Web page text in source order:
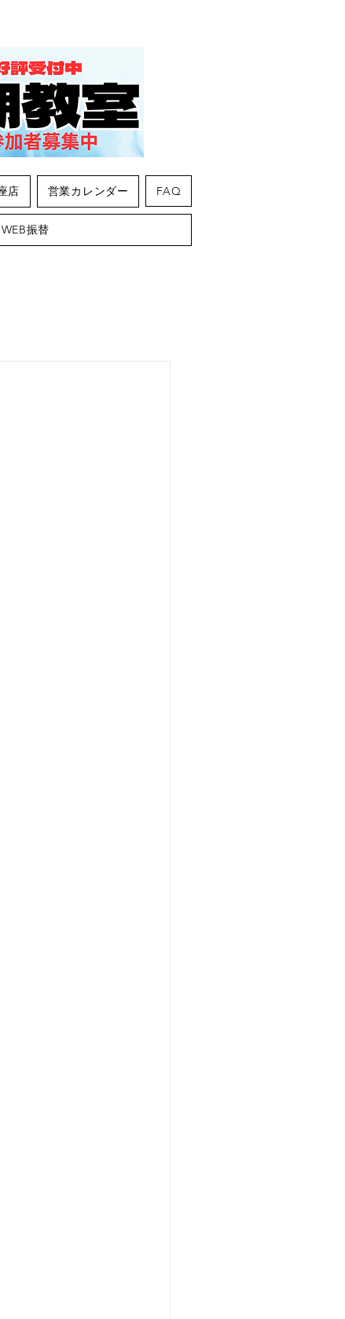
店 営業カレンダー FAQ
振替